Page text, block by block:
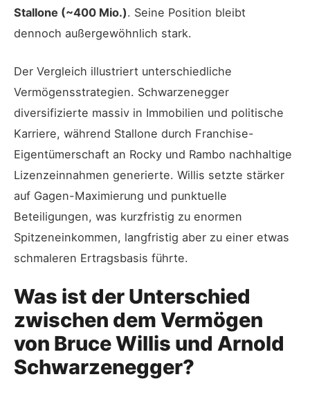
Stallone (~400 Mio.). Seine Position bleibt
dennoch außergewöhnlich stark.
Der Vergleich illustriert unterschiedliche
Vermögensstrategien. Schwarzenegger
diversifizierte massiv in Immobilien und politische
Karriere, während Stallone durch Franchise-
Eigentümerschaft an Rocky und Rambo nachhaltige
Lizenzeinnahmen generierte. Willis setzte stärker
auf Gagen-Maximierung und punktuelle
Beteiligungen, was kurzfristig zu enormen
Spitzeneinkommen, langfristig aber zu einer etwas
schmaleren Ertragsbasis führte.
Was ist der Unterschied
zwischen dem Vermögen
von Bruce Willis und Arnold
Schwarzenegger?